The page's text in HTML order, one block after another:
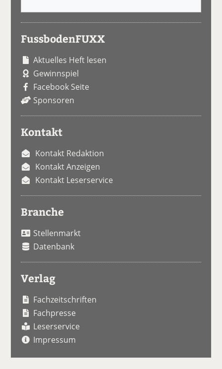
FussbodenFUXX
Aktuelles Heft lesen
Gewinnspiel
Facebook Seite
Sponsoren
Kontakt
Kontakt Redaktion
Kontakt Anzeigen
Kontakt Leserservice
Branche
Stellenmarkt
Datenbank
Verlag
Fachzeitschriften
Fachpresse
Leserservice
Impressum